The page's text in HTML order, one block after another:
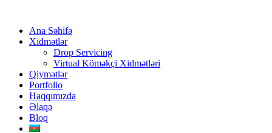
Ana Səhifə
Xidmətlər
Drop Servicing
Virtual Köməkçi Xidmətləri
Qiymətlər
Portfolio
Haqqımızda
Əlaqə
Bloq